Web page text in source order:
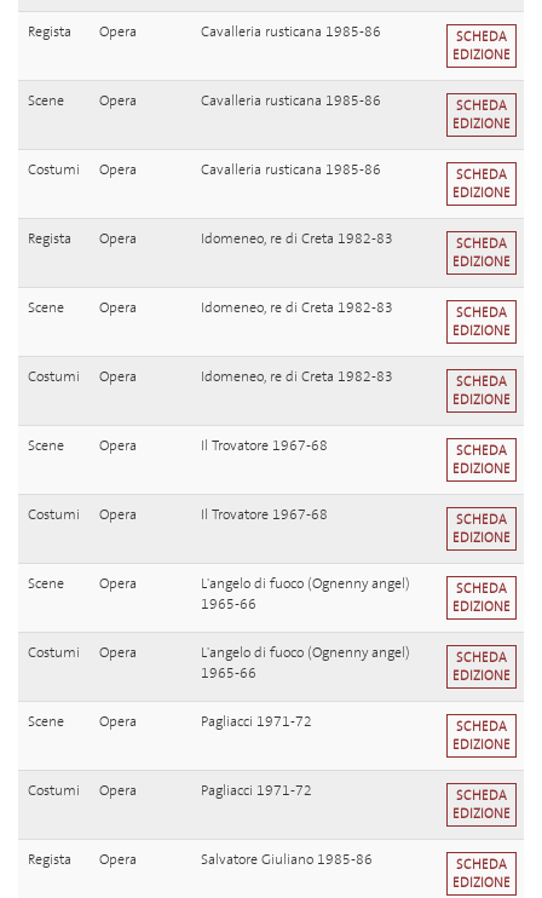
Regista Opera Cavalleria rusticana 1985-86
SCHEDA
EDIZIONE
Scene Opera Cavalleria rusticana 1985-86
SCHEDA
EDIZIONE
Costumi Opera Cavalleria rusticana 1985-86
SCHEDA
EDIZIONE
Regista Opera Idomeneo, re di Creta 1982-83
SCHEDA
EDIZIONE
Scene Opera Idomeneo, re di Creta 1982-83
SCHEDA
EDIZIONE
Costumi Opera Idomeneo, re di Creta 1982-83
SCHEDA
EDIZIONE
Scene Opera Il Trovatore 1967-68
SCHEDA
EDIZIONE
Costumi Opera Il Trovatore 1967-68
SCHEDA
EDIZIONE
Scene Opera
L'angelo di fuoco (Ognenny angel)
1965-66
SCHEDA
EDIZIONE
Costumi Opera
L'angelo di fuoco (Ognenny angel)
1965-66
SCHEDA
EDIZIONE
Scene Opera Pagliacci 1971-72
SCHEDA
EDIZIONE
Costumi Opera Pagliacci 1971-72
SCHEDA
EDIZIONE
Regista Opera Salvatore Giuliano 1985-86
SCHEDA
EDIZIONE